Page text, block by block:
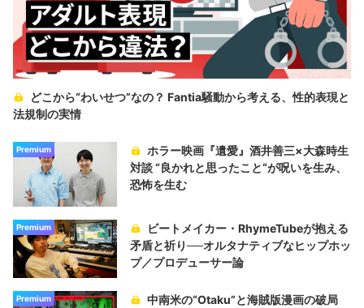
どこから“わいせつ”なの？ Fantia騒動から考える、性的表現と
法規制の実情
Premium
ホラー映画『遺愛』酒井善三×大森時生
対談 “良かれと思ったこと“が呪いを生み、
恐怖を生む
Premium
ビートメイカー・RhymeTubeが抱える
矛盾と祈り──オルタナティブなヒップホッ
プ／プロデューサー論
Premium
中南米の“Otaku”と海賊版漫画の破局